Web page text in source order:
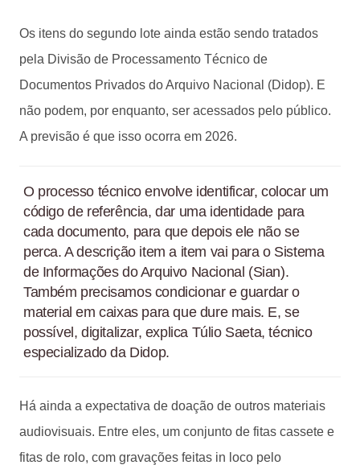
Os itens do segundo lote ainda estão sendo tratados
pela Divisão de Processamento Técnico de
Documentos Privados do Arquivo Nacional (Didop). E
não podem, por enquanto, ser acessados pelo público.
A previsão é que isso ocorra em 2026.
O processo técnico envolve identificar, colocar um
código de referência, dar uma identidade para
cada documento, para que depois ele não se
perca. A descrição item a item vai para o Sistema
de Informações do Arquivo Nacional (Sian).
Também precisamos condicionar e guardar o
material em caixas para que dure mais. E, se
possível, digitalizar, explica Túlio Saeta, técnico
especializado da Didop.
Há ainda a expectativa de doação de outros materiais
audiovisuais. Entre eles, um conjunto de fitas cassete e
fitas de rolo, com gravações feitas in loco pelo